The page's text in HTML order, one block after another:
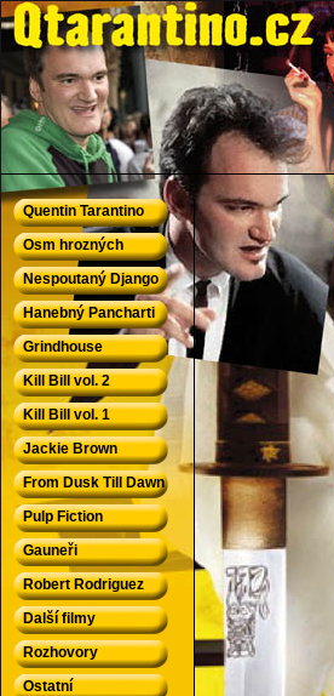
QTarantino.cz - Quentin Tarantino
Quentin Tarantino
Osm hrozných
Nespoutaný Django
Hanebný Pancharti
Grindhouse
Kill Bill vol. 2
Kill Bill vol. 1
Jackie Brown
From Dusk Till Dawn
Pulp Fiction
Gauneři
Robert Rodriguez
Další filmy
Rozhovory
Ostatní